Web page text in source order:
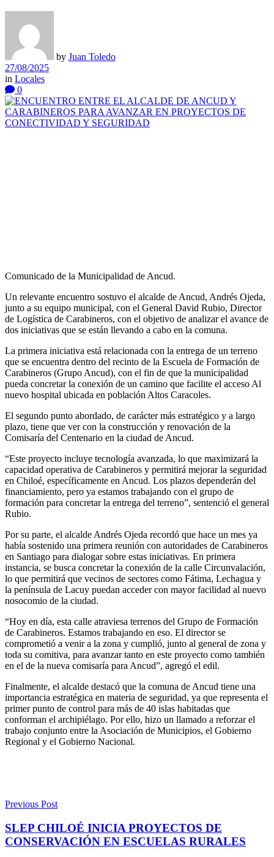
by Juan Toledo
27/08/2025
in Locales
0
Comunicado de la Municipalidad de Ancud.
Un relevante encuentro sostuvo el alcalde de Ancud, Andrés Ojeda,
junto a su equipo municipal, con el General David Rubio, Director
de Logística de Carabineros, con el objetivo de analizar el avance de
dos iniciativas que se están llevando a cabo en la comuna.
La primera iniciativa está relacionada con la entrega de un terreno
que se encuentra dentro del recinto de la Escuela de Formación de
Carabineros (Grupo Ancud), con el fin de que la municipalidad
pueda concretar la conexión de un camino que facilite el acceso Al
nuevo hospital ubicada en población Altos Caracoles.
El segundo punto abordado, de carácter más estratégico y a largo
plazo, tiene que ver con la construcción y renovación de la
Comisaría del Centenario en la ciudad de Ancud.
“Este proyecto incluye tecnología avanzada, lo que maximizará la
capacidad operativa de Carabineros y permitirá mejorar la seguridad
en Chiloé, específicamente en Ancud. Los plazos dependerán del
financiamiento, pero ya estamos trabajando con el grupo de
formación para concretar la entrega del terreno”, sentenció el general
Rubio.
Por su parte, el alcalde Andrés Ojeda recordó que hace un mes ya
había sostenido una primera reunión con autoridades de Carabineros
en Santiago para dialogar sobre estas iniciativas. En primera
instancia, se busca concretar la conexión de la calle Circunvalación,
lo que permitirá que vecinos de sectores como Fátima, Lechagua y
la península de Lacuy puedan acceder con mayor facilidad al nuevo
nosocomio de la ciudad.
“Hoy en día, esta calle atraviesa terrenos del Grupo de Formación
de Carabineros. Estamos trabajando en eso. El director se
comprometió a venir a la zona y cumplió, junto al general de zona y
toda su comitiva, para avanzar tanto en este proyecto como también
en el de la nueva comisaría para Ancud”, agregó el edil.
Finalmente, el alcalde destacó que la comuna de Ancud tiene una
importancia estratégica en materia de seguridad, ya que representa el
primer punto de control para más de 40 islas habitadas que
conforman el archipiélago. Por ello, hizo un llamado a reforzar el
trabajo conjunto entre la Asociación de Municipios, el Gobierno
Regional y el Gobierno Nacional.
Previous Post
SLEP CHILOÉ INICIA PROYECTOS DE
CONSERVACIÓN EN ESCUELAS RURALES